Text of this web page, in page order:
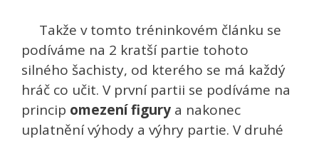
Takže v tomto tréninkovém článku se
podíváme na 2 kratší partie tohoto
silného šachisty, od kterého se má každý
hráč co učit. V první partii se podíváme na
princip omezení figury a nakonec
uplatnění výhody a výhry partie. V druhé